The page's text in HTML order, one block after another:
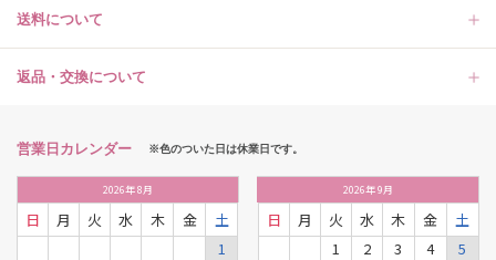
送料について
返品・交換について
営業日カレンダー ※色のついた日は休業日です。
2026年8月
日 月 火 水 木 金
土
1
2026年9月
日 月 火 水 木 金
土
1
2 3 4
5